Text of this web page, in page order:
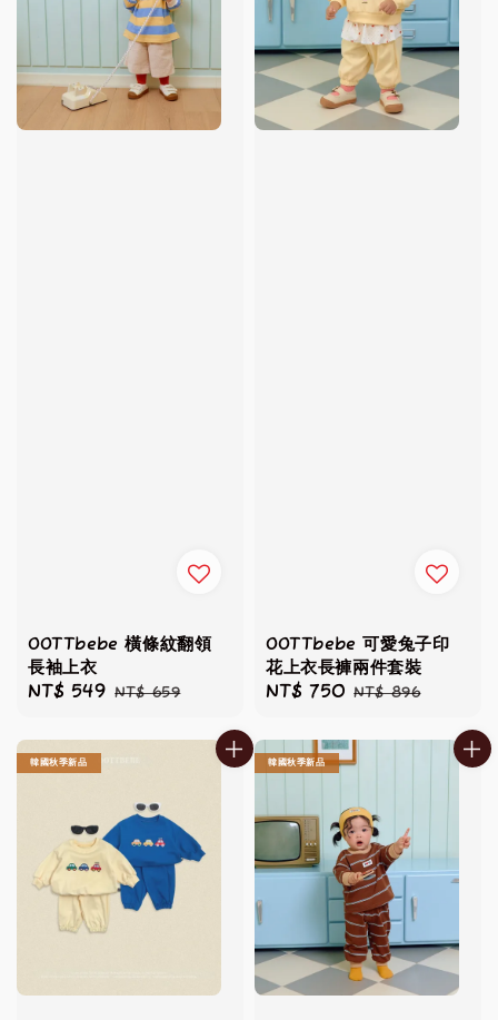
OOTTbebe 橫條紋翻領
長袖上衣
Sale
NT$ 549 Regular
NT$ 659
OOTTbebe 可愛兔子印
花上衣長褲兩件套裝
Sale
NT$ 750 Regular
NT$ 896
韓國秋季新品 韓國秋季新品